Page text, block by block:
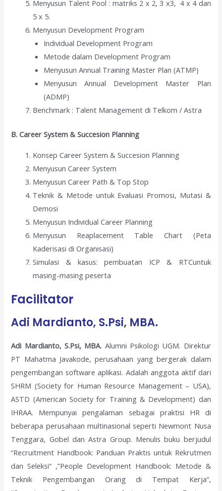
Menyusun Talent Pool : matriks 2 x 2, 3 x3, 4 x 4 dan
5 x 5.
Menyusun Development Program
Individual Development Program
Metode dalam Development Program
Menyusun Annual Training Master Plan (ATMP)
Menyusun Annual Development Master Plan
(ADMP)
Benchmark : Talent Management di Telkom / Astra
B. Career System & Succesion Planning
Konsep Career System & Succesion Planning
Menyusun Career System
Menyusun Career Path & Top Stop
Teknik & Metode untuk Evaluasi Promosi, Mutasi &
Demosi
Menyusun Individual Career Planning
Menyusun Reaplacement Table Chart (Peta
Kaderisasi di Organisasi)
Simulasi & kasus: pembuatan ICP & RTCuntuk
masing-masing peserta
Facilitator
Adi Mardianto, S.Psi, MBA.
Adi Mardianto, S.Psi, MBA. Alumni Psikologi UGM. Direktur
PT Mahatma Javakode, perusahaan yang bergerak dalam
pengembangan software aplikasi. Adalah anggota aktif dari
SHRM (Society for Human Resource Management – USA),
ASTD (American Society for Training & Development) dan
IHRAA. Mempunyai pengalaman sebagai praktisi HR di
beberapa perusahaan multinasional seperti Newmont Nusa
Tenggara, Gobel dan Astra Group. Menulis buku berjudul
“Recruitment Handbook: Panduan Praktis untuk Rekrutmen
dan Seleksi” ,”People Development Handbook: Metode &
Teknik Pengembangan Orang di Tempat Kerja“,